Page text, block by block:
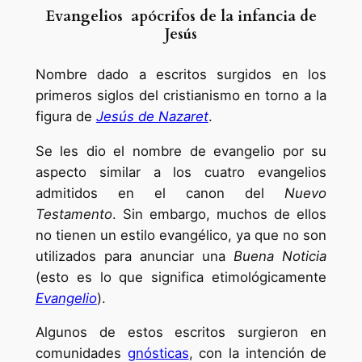
Evangelios apócrifos de la infancia de
Jesús
Nombre dado a escritos surgidos en los
primeros siglos del cristianismo en torno a la
figura de Jesús de Nazaret.
Se les dio el nombre de evangelio por su
aspecto similar a los cuatro evangelios
admitidos en el canon del Nuevo
Testamento. Sin embargo, muchos de ellos
no tienen un estilo evangélico, ya que no son
utilizados para anunciar una Buena Noticia
(esto es lo que significa etimológicamente
Evangelio).
Algunos de estos escritos surgieron en
comunidades gnósticas, con la intención de